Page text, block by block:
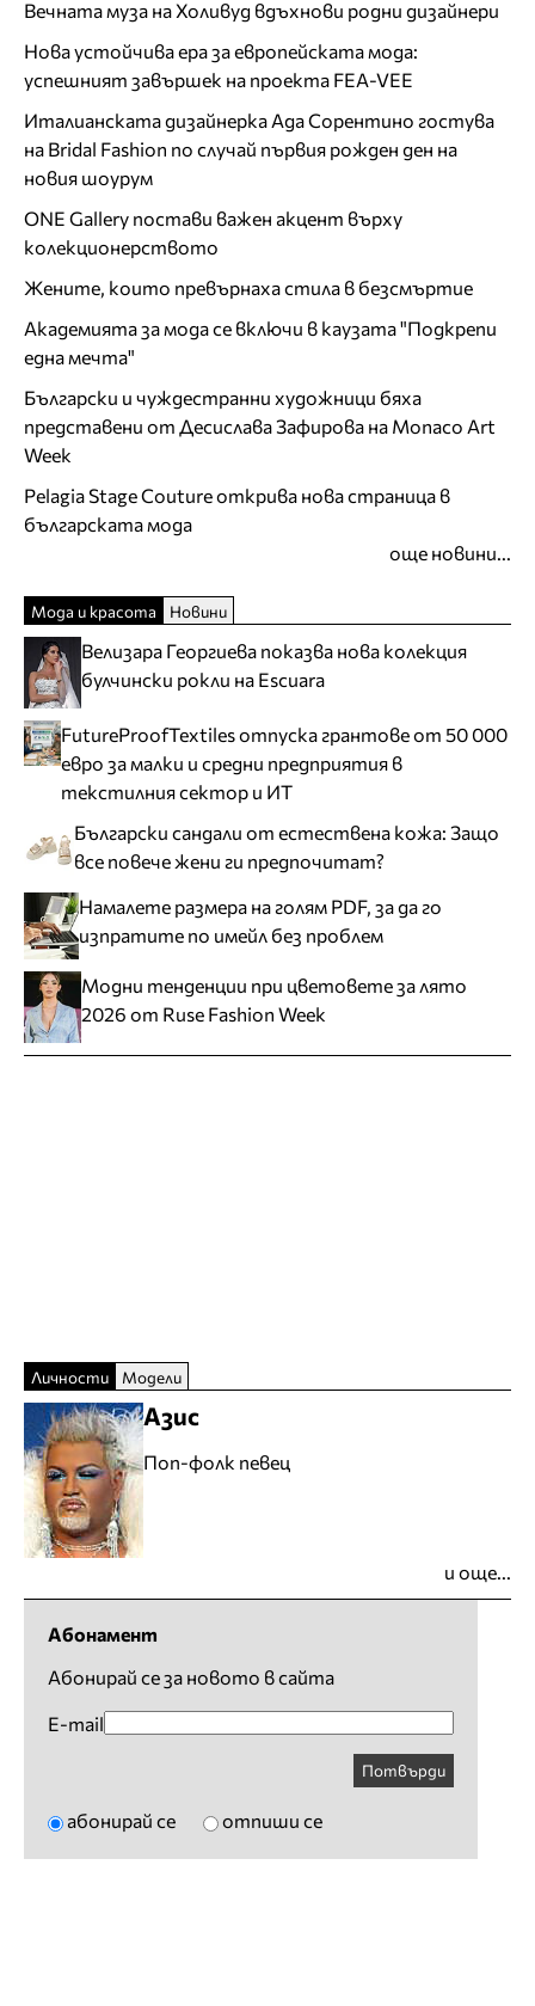
Вечната муза на Холивуд вдъхнови родни дизайнери
Нова устойчива ера за европейската мода:
успешният завършек на проекта FEA-VEE
Италианската дизайнерка Ада Сорентино гостува
на Bridal Fashion по случай първия рожден ден на
новия шоурум
ONE Gallery постави важен акцент върху
колекционерството
Жените, които превърнаха стила в безсмъртие
Академията за мода се включи в каузата "Подкрепи
една мечта"
Български и чуждестранни художници бяха
представени от Десислава Зафирова на Monaco Art
Week
Pelagia Stage Couture открива нова страница в
българската мода
още новини...
Мода и красота Новини
Велизара Георгиева показва нова колекция
булчински рокли на Escuara
FutureProofTextiles отпуска грантове от 50 000
евро за малки и средни предприятия в
текстилния сектор и ИТ
Български сандали от естествена кожа: Защо
все повече жени ги предпочитат?
Намалете размера на голям PDF, за да го
изпратите по имейл без проблем
Модни тенденции при цветовете за лято
2026 от Ruse Fashion Week
Личности Модели
Азис
Поп-фолк певец
и още...
Абонамент
Абонирай се за новото в сайта
E-mail
Потвърди
абонирай се отпиши се